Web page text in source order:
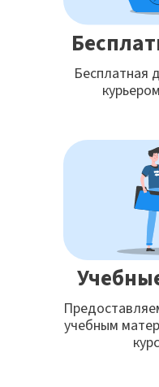
Бесплатная
учебным